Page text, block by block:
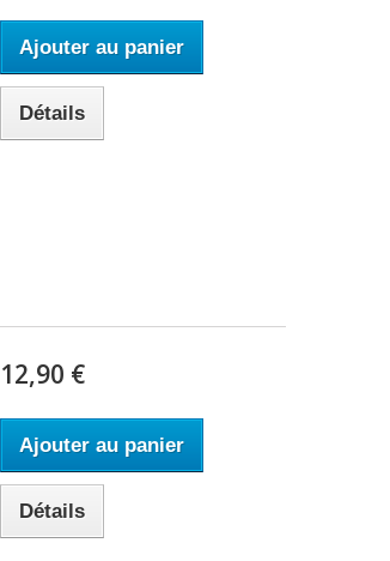
Ajouter au panier
Détails
12,90 €
Ajouter au panier
Détails